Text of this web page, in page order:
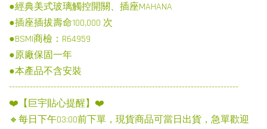
●經典美式玻璃觸控開關、插座MAHANA
●插座插拔壽命100,000 次
●BSMI商檢：R64959
●原廠保固一年
●本產品不含安裝
-----------------------------------------------------------------------------
❤️【巨宇貼心提醒】❤️
🔸每日下午03:00前下單，現貨商品可當日出貨，急單歡迎